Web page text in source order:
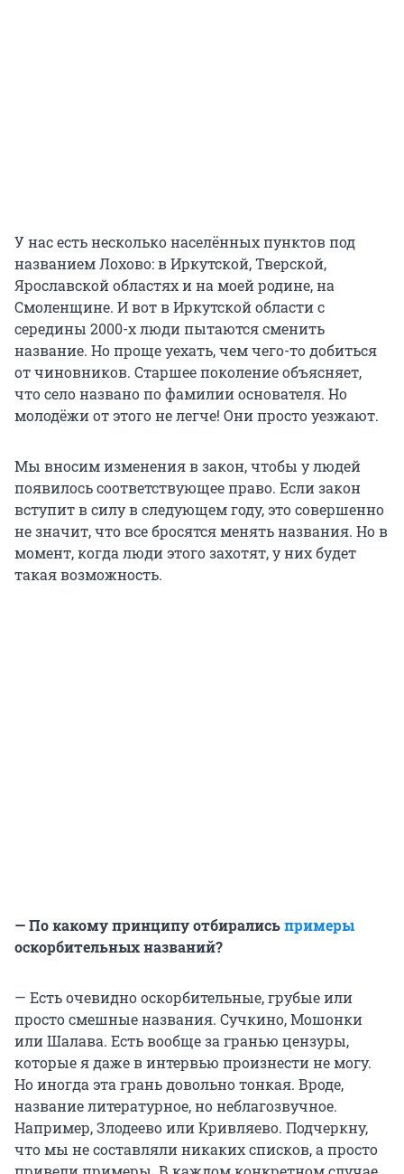
У нас есть несколько населённых пунктов под
названием Лохово: в Иркутской, Тверской,
Ярославской областях и на моей родине, на
Смоленщине. И вот в Иркутской области с
середины 2000-х люди пытаются сменить
название. Но проще уехать, чем чего-то добиться
от чиновников. Старшее поколение объясняет,
что село названо по фамилии основателя. Но
молодёжи от этого не легче! Они просто уезжают.
Мы вносим изменения в закон, чтобы у людей
появилось соответствующее право. Если закон
вступит в силу в следующем году, это совершенно
не значит, что все бросятся менять названия. Но в
момент, когда люди этого захотят, у них будет
такая возможность.
— По какому принципу отбиралисьпримеры
оскорбительных названий?
— Есть очевидно оскорбительные, грубые или
просто смешные названия. Сучкино, Мошонки
или Шалава. Есть вообще за гранью цензуры,
которые я даже в интервью произнести не могу.
Но иногда эта грань довольно тонкая. Вроде,
название литературное, но неблагозвучное.
Например, Злодеево или Кривляево. Подчеркну,
что мы не составляли никаких списков, а просто